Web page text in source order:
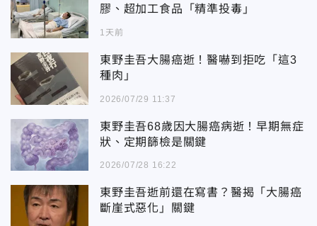
膠、超加工食品「精準投毒」
1天前
東野圭吾大腸癌逝！醫嚇到拒吃「這3
種肉」
2026/07/29 11:37
東野圭吾68歲因大腸癌病逝！早期無症
狀、定期篩檢是關鍵
2026/07/28 16:22
東野圭吾逝前還在寫書？醫揭「大腸癌
斷崖式惡化」關鍵